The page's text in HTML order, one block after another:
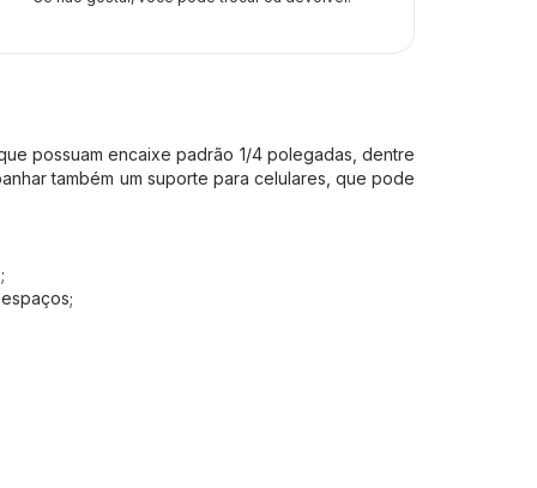
possuam encaixe padrão 1/4 polegadas, dentre
também um suporte para celulares, que pode